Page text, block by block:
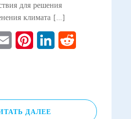
для решения
климата […]
Email PinterestLinkedIn
ДАЛЕЕ